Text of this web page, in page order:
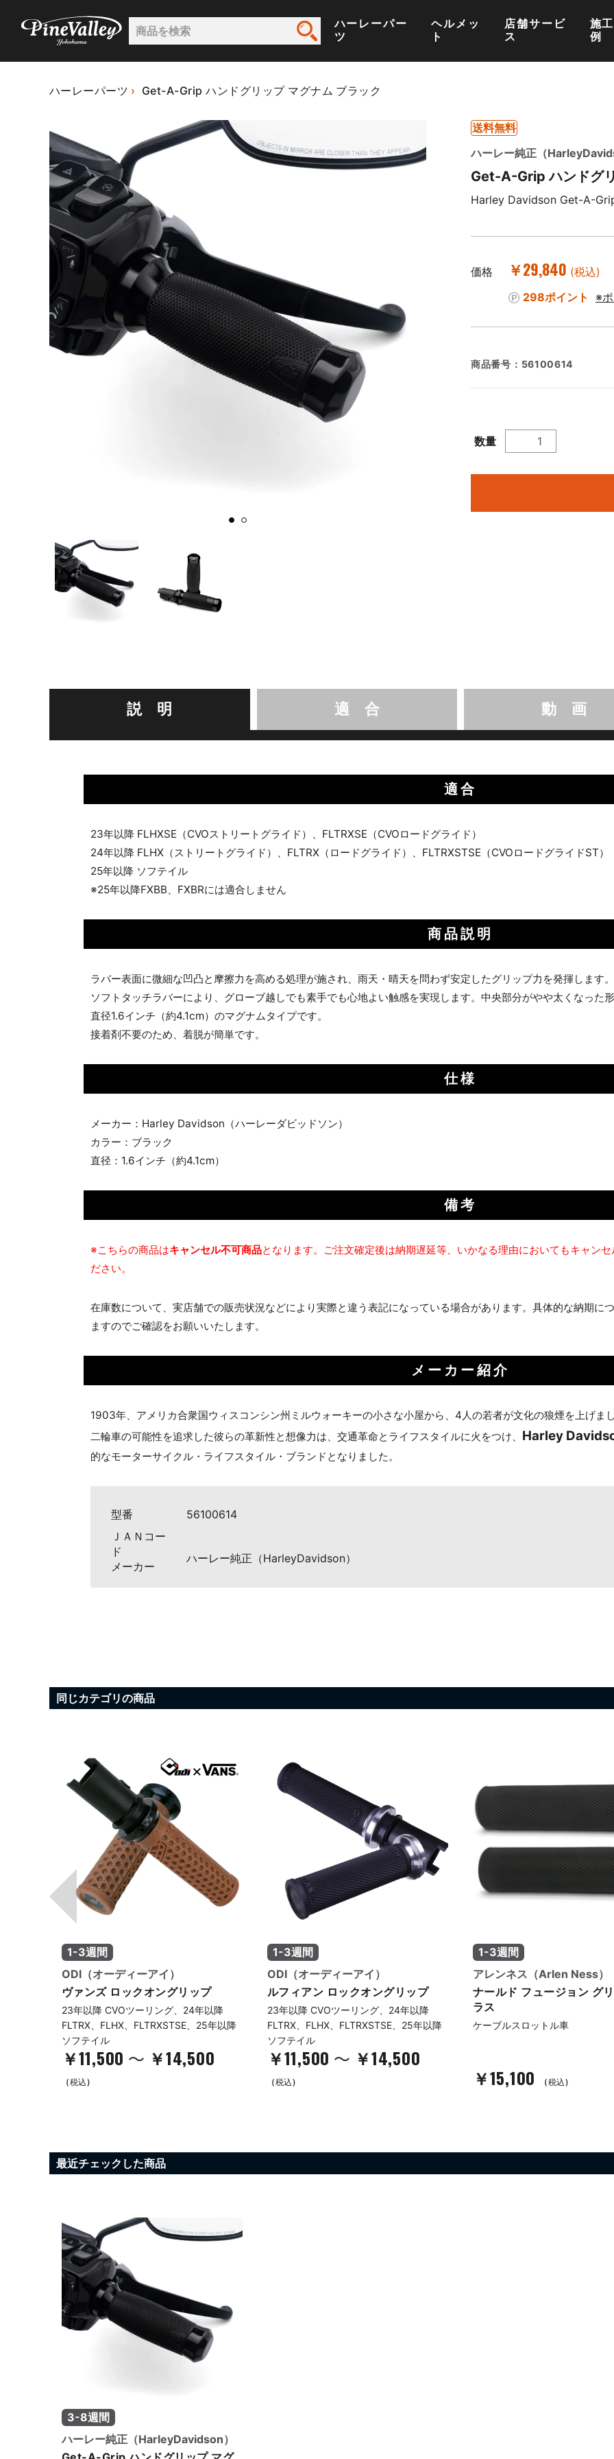
ハーレーパー
ツ
ヘルメッ
ト
店舗サービ
ス
施
例
ハーレーパーツ Get-A-Grip ハンドグリップ マグナム ブラック
送料無料
ハーレー純正（
Get-A-Grip ハンドグ
Harley Davidson Get-A-
価格 ￥29,840 (税込)
298ポイント
※
商品番号： 56100614
数量
説 明 適 合 動 画
適合
23年以降 FLHXSE（CVOストリートグライド）、FLTRXSE（CVOロードグライド）
24年以降 FLHX（ストリートグライド）、FLTRX（ロードグライド）、FLTRXSTSE（CVOロードグライドST）
25年以降 ソフテイル
※25年以降FXBB、FXBRには適合しません
商品説明
ラバー表面に微細な凹凸と摩擦力を高める処理が施され、雨天・晴天を問わず安定したグリップ力を発揮します。
ソフトタッチラバーにより、グローブ越しでも素手でも心地よい触感を実現します。中央部分がやや太くなった
直径1.6インチ（約4.1cm）のマグナムタイプです。
接着剤不要のため、着脱が簡単です。
仕様
メーカー：Harley Davidson（ハーレーダビッドソン）
カラー：ブラック
直径：1.6インチ（約4.1cm）
備考
※こちらの商品はキャンセル不可商品となります。ご注文確定後は納期遅延等、いかなる理由においてもキャン
ださい。
在庫数について、実店舗での販売状況などにより実際と違う表記になっている場合があります。具体的な納期に
ますのでご確認をお願いいたします。
メーカー紹介
1903年、アメリカ合衆国ウィスコンシン州ミルウォーキーの小さな小屋から、4人の若者が文化の狼煙を上げま
二輪車の可能性を追求した彼らの革新性と想像力は、交通革命とライフスタイルに火をつけ、 Harley
的なモーターサイクル・ライフスタイル・ブランドとなりました。
型番
56100614
ＪＡＮコー
ド
メーカー
ハーレー純正（HarleyDavidson）
同じカテゴリの商品
1-3週間
ODI（オーディーアイ）
ヴァンズ ロックオングリップ
23年以降 CVOツーリング、24年以降
FLTRX、FLHX、FLTRXSTSE、25年以降
ソフテイル
￥11,500 ～ ￥14,500
(税込)
1-3週間
ODI（オーディーアイ）
ルフィアン ロックオングリップ
23年以降 CVOツーリング、24年以降
FLTRX、FLHX、FLTRXSTSE、25年以降
ソフテイル
￥11,500 ～ ￥14,500
(税込)
1-3週間
アレンネス（Arlen Ness）
ナールド フュージョン グ
ラス
ケーブルスロットル車
￥15,100 (税込)
最近チェックした商品
3-8週間
ハーレー純正（HarleyDavidson）